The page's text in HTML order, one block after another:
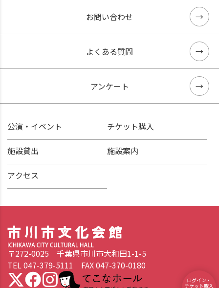
お問い合わせ
よくある質問
アンケート
公演・イベント チケット購入
施設貸出 施設案内
アクセス
ログイン・
チケット購入
〒272-0025 千葉県市川市大和田1-1-5
TEL 047-379-5111 FAX 047-370-0180
てこなホール 市民から選ばれた愛称です。